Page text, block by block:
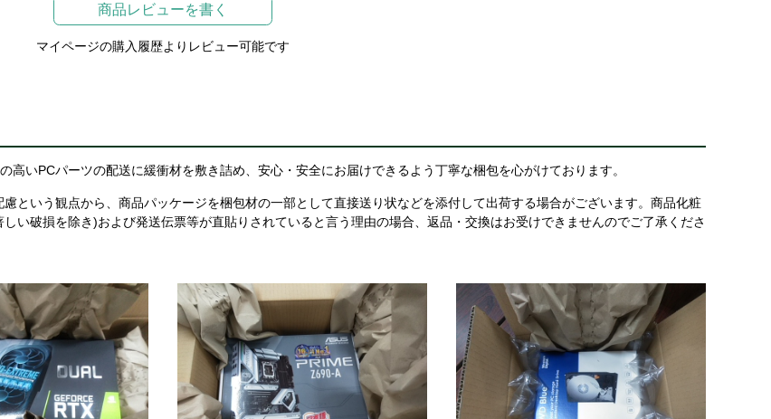
商品レビューを書く
マイページの購入履歴よりレビュー可能です
いPCパーツの配送に緩衝材を敷き詰め、安心・安全にお届けできるよう丁寧な梱包を心がけております。
という観点から、商品パッケージを梱包材の一部として直接送り状などを添付して出荷する場合がございます。商品化粧
い破損を除き)および発送伝票等が直貼りされていると言う理由の場合、返品・交換はお受けできませんのでご了承くださ